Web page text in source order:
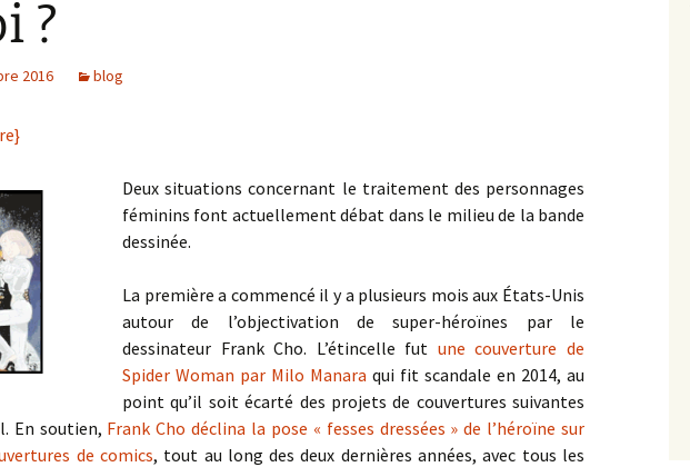
?
2016 blog
Deux situations concernant le traitement des personnages
féminins font actuellement débat dans le milieu de la bande
dessinée.
La première a commencé il y a plusieurs mois aux États-Unis
autour de l’objectivation de super-héroïnes par le
dessinateur Frank Cho. L’étincelle fut une couverture de
Spider Woman par Milo Manara qui fit scandale en 2014, au
point qu’il soit écarté des projets de couvertures suivantes
En soutien, Frank Cho déclina la pose « fesses dressées » de l’héroïne sur
de comics, tout au long des deux dernières années, avec tous les